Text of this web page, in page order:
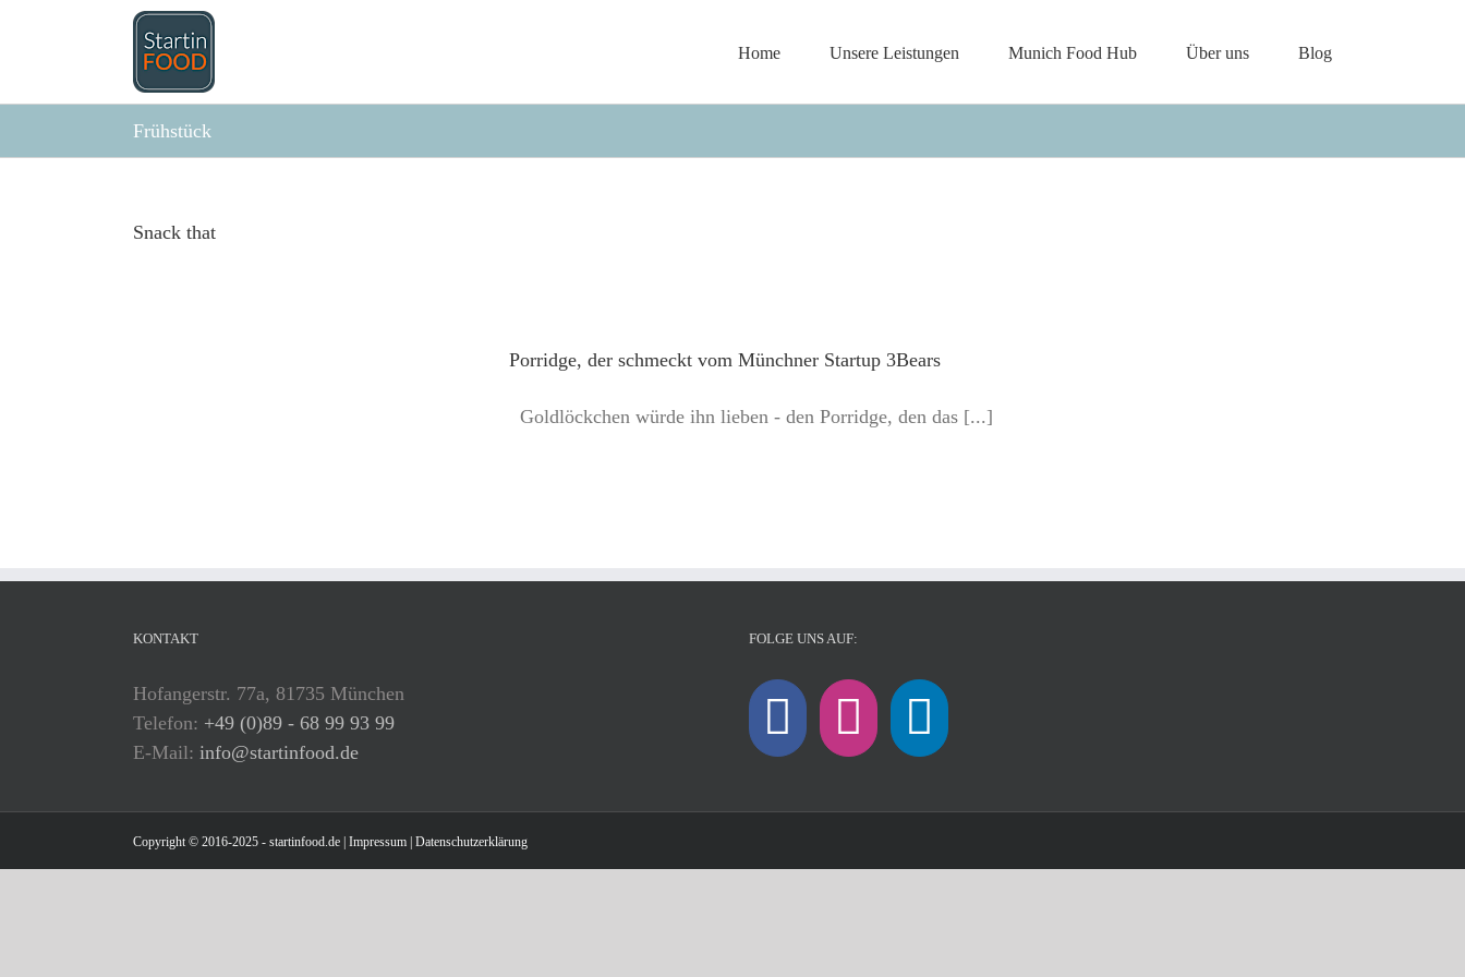
Home Unsere Leistungen Munich Food Hub Über uns Blog
Frühstück
Snack that
Porridge, der schmeckt vom Münchner Startup 3Bears
Goldlöckchen würde ihn lieben - den Porridge, den das [...]
KONTAKT
Hofangerstr. 77a, 81735 München
Telefon: +49 (0)89 - 68 99 93 99
E-Mail: info@startinfood.de
FOLGE UNS AUF:
Copyright © 2016-2025 - startinfood.de | Impressum Datenschutzerklärung